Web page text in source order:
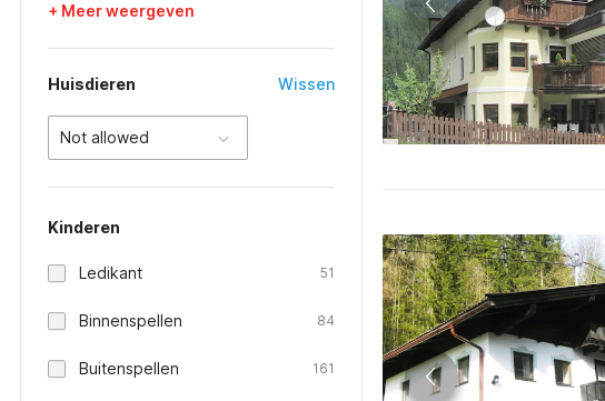
+ Meer weergeven
Huisdieren Wissen
Not allowed
Kinderen
Ledikant 51
Binnenspellen 84
Buitenspellen 161